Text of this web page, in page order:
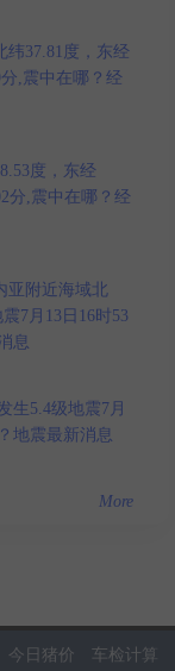
纬37.81度，东经
,震中在哪？经
度，东经
分,震中在哪？经
亚附近海域北
7月13日16时53
息
生5.4级地震7月
地震最新消息
More
今日猪价 车检计算